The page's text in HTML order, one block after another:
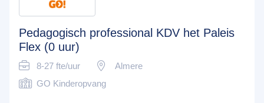
Pedagogisch professional KDV het Paleis
Flex (0 uur)
8-27 fte/uur
Almere
GO Kinderopvang